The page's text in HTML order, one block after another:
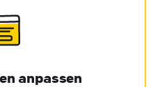
anpassen